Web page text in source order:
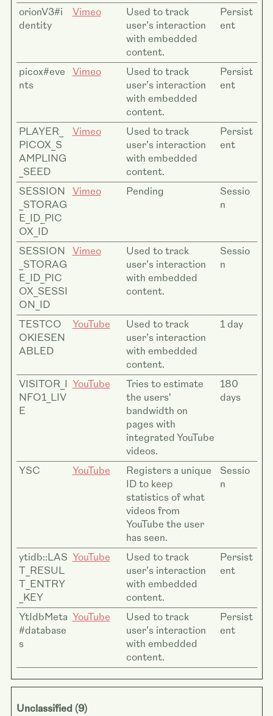
orionV3#i
dentity
Vimeo
Used to track
user’s interaction
with embedded
content.
Persist
ent
picox#eve
nts
Vimeo
Used to track
user’s interaction
with embedded
content.
Persist
ent
PLAYER_
PICOX_S
AMPLING
_SEED
Vimeo
Used to track
user’s interaction
with embedded
content.
Persist
ent
SESSION
_STORAG
E_ID_PIC
OX_ID
Vimeo Pending
Sessio
n
SESSION
_STORAG
E_ID_PIC
OX_SESSI
ON_ID
Vimeo
Used to track
user’s interaction
with embedded
content.
Sessio
n
TESTCO
OKIESEN
ABLED
YouTube
Used to track
user’s interaction
with embedded
content.
1 day
VISITOR_I
NFO1_LIV
E
YouTube
Tries to estimate
the users'
bandwidth on
pages with
integrated YouTube
videos.
180
days
YSC YouTube
Registers a unique
ID to keep
statistics of what
videos from
YouTube the user
has seen.
Sessio
n
ytidb::LAS
T_RESUL
T_ENTRY
_KEY
YouTube
Used to track
user’s interaction
with embedded
content.
Persist
ent
YtIdbMeta
#database
s
YouTube
Used to track
user’s interaction
with embedded
content.
Persist
ent
Unclassified (9)